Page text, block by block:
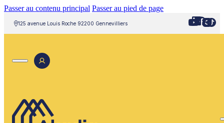
Passer au contenu principal Passer au pied de page
125 avenue Louis Roche 92200 Gennevilliers